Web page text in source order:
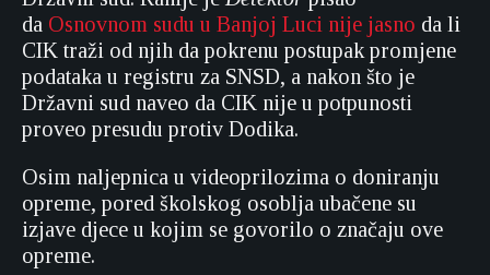
da Osnovnom sudu u Banjoj Luci nije jasno da li
CIK traži od njih da pokrenu postupak promjene
podataka u registru za SNSD, a nakon što je
Državni sud naveo da CIK nije u potpunosti
proveo presudu protiv Dodika.
Osim naljepnica u videoprilozima o doniranju
opreme, pored školskog osoblja ubačene su
izjave djece u kojim se govorilo o značaju ove
opreme.